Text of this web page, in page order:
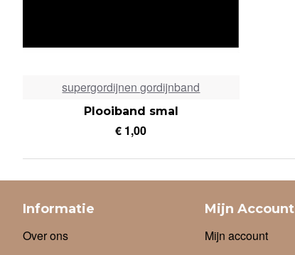
supergordijnen gordijnband
Plooiband smal
€ 1,00
Informatie
Over ons
Mijn Account
Mijn account